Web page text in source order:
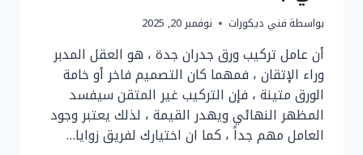
بواسطة فني ديكورات نوفمبر 20, 2025
أن عامل تركيب ورق جدران جدة ، هو العقل المدبر
وراء الإتقان ، فمهما كان التصميم فاخر أو خامة
الورق متينة ، فإن التركيب غير المتقن سيفسد
المظهر النهائي ويهدر القيمة ، لذلك يعتبر وجود
العامل مهم جداً ، كما ان اختيارك لفريق زوايا…